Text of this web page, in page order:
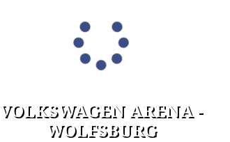
VOLKSWAGEN ARENA -
WOLFSBURG